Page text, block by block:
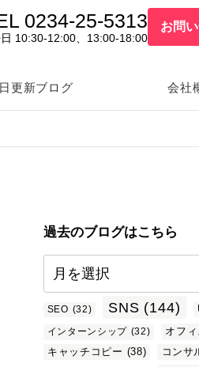
0234-25-5313
10:30-12:00、13:00-18:00
お問
更新ブログ 会社
過去のブログはこちら
SEO (32) SNS (144)
インターンシップ (32) オフ
キャッチコピー (38) コンサ